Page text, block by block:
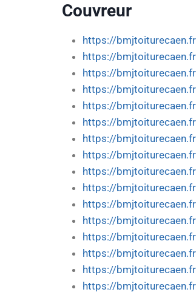
Couvreur
https://
https://
https://
https://
https://
https://
https://
https://
https://
https://
https://
https://
https://
https://
https://
https://